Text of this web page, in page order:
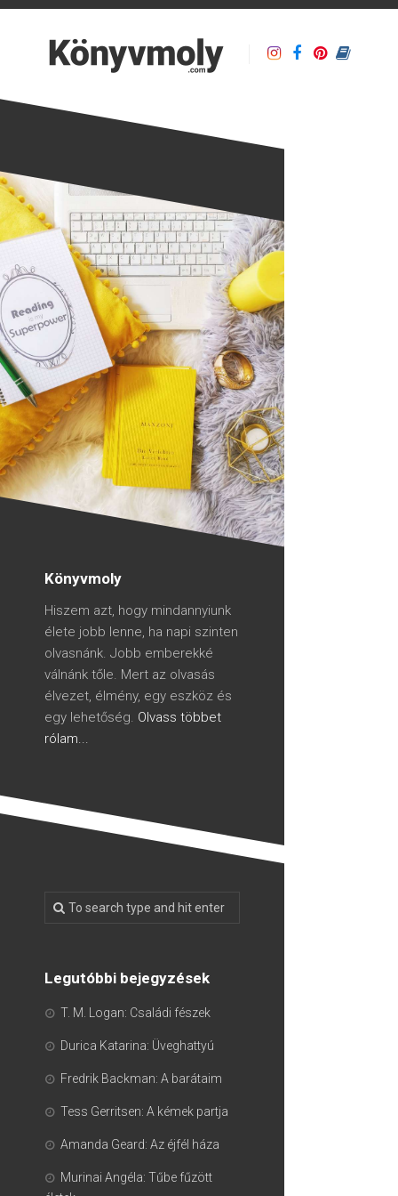
Könyvmoly
Hiszem azt, hogy mindannyiunk
élete jobb lenne, ha napi szinten
olvasnánk. Jobb emberekké
válnánk tőle. Mert az olvasás
élvezet, élmény, egy eszköz és
egy lehetőség. Olvass többet
rólam...
Legutóbbi bejegyzések
T. M. Logan: Családi fészek
Durica Katarina: Üveghattyú
Fredrik Backman: A barátaim
Tess Gerritsen: A kémek partja
Amanda Geard: Az éjfél háza
Murinai Angéla: Tűbe fűzött